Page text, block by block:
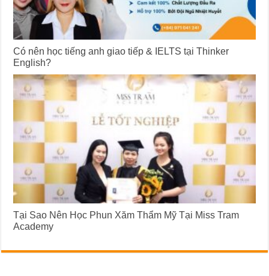
Có nên học tiếng anh giao tiếp & IELTS tại Thinker
English?
Tại Sao Nên Học Phun Xăm Thẩm Mỹ Tại Miss Tram
Academy